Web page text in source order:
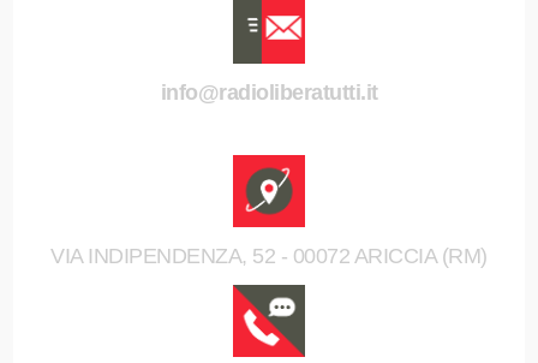
info@radioliberatutti.it
VIA INDIPENDENZA, 52 - 00072 ARICCIA (RM)